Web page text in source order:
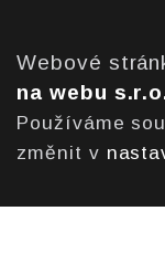
Webové
na webu
Používáme
změnit v